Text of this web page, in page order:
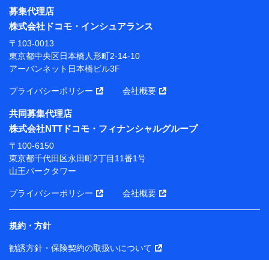
東京都中央区日本橋人形町2-14-10 アーバンネット日
本橋ビル 3F
長 吉村 忠義
※ 当社および株式会社NTTドコモは、お客さまの情報
ソナルデータ憲章」に定める行動原則を順守します 。
※ パーソナルデータダッシュボードの「第三者提供の
管理」の設定状態にかかわらず、共同利用する場合があ
ります。
※ dポイントクラブ会員ではないお客さま（2019年12
月11日以降、一度もdポイントクラブ会員であったこと
がないお客さまに限る）に関する、2019年12月10日以
前に取得した個人データは、こちら の利用目的の範囲内
当社は株式会社NTTドコモ・フィナンシャルグループ
との間で、以下のとおり個人データを共同利用しま
す。
募集代理店
株式会社ドコモ・インシュアランス
〒103-0013
東京都中央区日本橋人形町2-14-10
アーバンネット日本橋ビル3F
プライバシーポリシー 会社概要
共同募集代理店
株式会社NTTドコモ・フィナンシャルグループ
〒100-6150
東京都千代田区永田町2丁目11番1号
山王パークタワー
プライバシーポリシー 会社概要
規約・方針
勧誘方針・保険契約の取扱いについて